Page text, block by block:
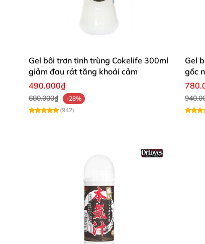
Thông tin chi tiết về Gel bôi trơn
Tên sản phẩm: Gel bôi trơn cao cấp
Mã sản phẩm: G09
Thể loại: Gel bôi trơn, Gel bôi trơn âm
Gel bôi trơn tinh trùng Cokelife 300ml
giảm đau rát tăng khoái cảm
490.000₫
680.000₫
-28%
(942)
Gel
gốc